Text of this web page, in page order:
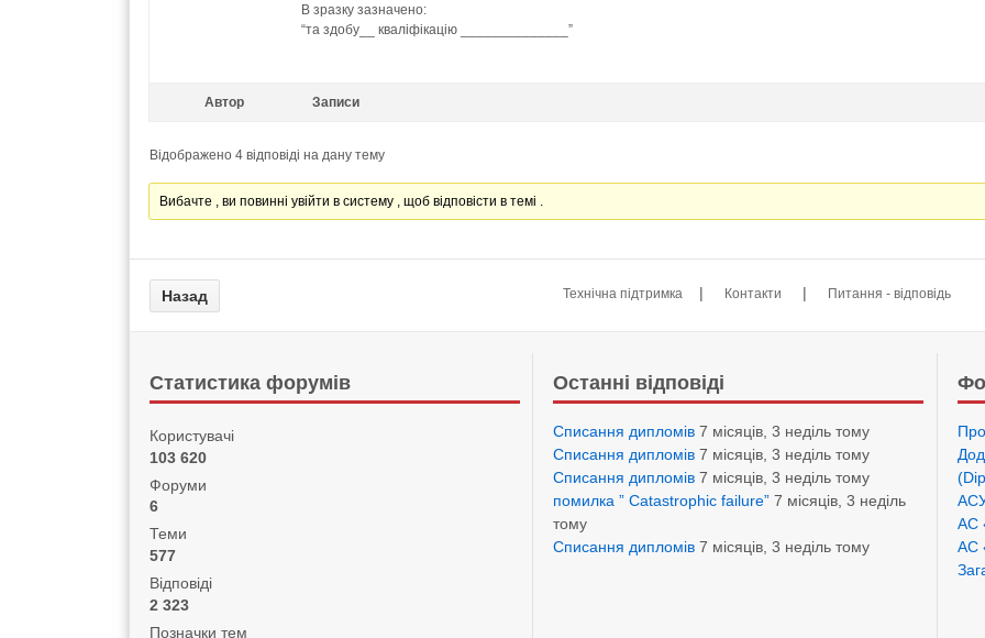
В зразку зазначено:
“та здобу__ кваліфікацію ______________”
Автор Записи
Відображено 4 відповіді на дану тему
Вибачте , ви повинні увійти в систему , щоб відповісти в темі .
Технічна підтримка | Контакти | Питання - відповідь
Статистика форумів
Користувачі
103 620
Форуми
6
Теми
577
Відповіді
2 323
Позначки тем
Останні відповіді
Списання дипломів 7 місяців, 3 неділь тому
Списання дипломів 7 місяців, 3 неділь тому
Списання дипломів 7 місяців, 3 неділь тому
помилка ” Catastrophic failure” 7 місяців, 3 неділь
тому
Списання дипломів 7 місяців, 3 неділь тому
АС
АС